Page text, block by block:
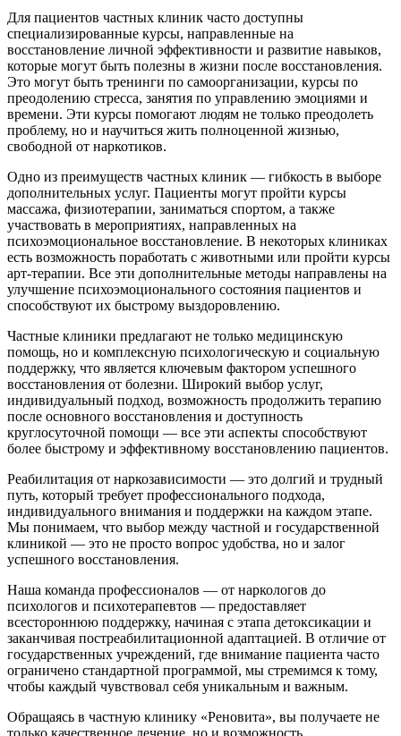
Для пациентов частных клиник часто доступны
специализированные курсы, направленные на
восстановление личной эффективности и развитие навыков,
которые могут быть полезны в жизни после восстановления.
Это могут быть тренинги по самоорганизации, курсы по
преодолению стресса, занятия по управлению эмоциями и
времени. Эти курсы помогают людям не только преодолеть
проблему, но и научиться жить полноценной жизнью,
свободной от наркотиков.
Одно из преимуществ частных клиник — гибкость в выборе
дополнительных услуг. Пациенты могут пройти курсы
массажа, физиотерапии, заниматься спортом, а также
участвовать в мероприятиях, направленных на
психоэмоциональное восстановление. В некоторых клиниках
есть возможность поработать с животными или пройти курсы
арт-терапии. Все эти дополнительные методы направлены на
улучшение психоэмоционального состояния пациентов и
способствуют их быстрому выздоровлению.
Частные клиники предлагают не только медицинскую
помощь, но и комплексную психологическую и социальную
поддержку, что является ключевым фактором успешного
восстановления от болезни. Широкий выбор услуг,
индивидуальный подход, возможность продолжить терапию
после основного восстановления и доступность
круглосуточной помощи — все эти аспекты способствуют
более быстрому и эффективному восстановлению пациентов.
Реабилитация от наркозависимости — это долгий и трудный
путь, который требует профессионального подхода,
индивидуального внимания и поддержки на каждом этапе.
Мы понимаем, что выбор между частной и государственной
клиникой — это не просто вопрос удобства, но и залог
успешного восстановления.
Наша команда профессионалов — от наркологов до
психологов и психотерапевтов — предоставляет
всестороннюю поддержку, начиная с этапа детоксикации и
заканчивая постреабилитационной адаптацией. В отличие от
государственных учреждений, где внимание пациента часто
ограничено стандартной программой, мы стремимся к тому,
чтобы каждый чувствовал себя уникальным и важным.
Обращаясь в частную клинику «Реновита», вы получаете не
только качественное лечение, но и возможность